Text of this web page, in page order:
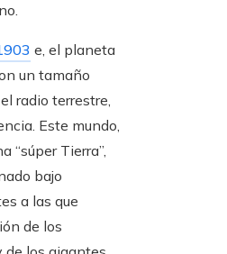
e, el planeta
un tamaño
radio terrestre,
Este mundo,
“súper Tierra”,
bajo
a las que
de los